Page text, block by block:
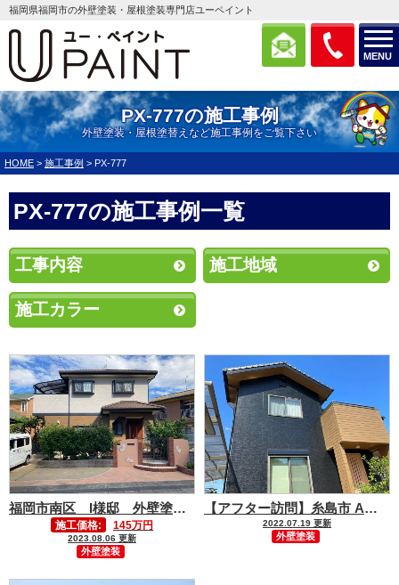
MENU
福岡県福岡市の外壁塗装・屋根塗装専門店ユーペイント
PX-777の施工事例
外壁塗装・屋根塗替えなど施工事例をご覧下さい
HOME > 施工事例 > PX-777
PX-777の施工事例一覧
工事内容 施工地域
施工カラー
福岡市南区 I様邸 外壁塗装工事
施工価格: 145万円
2023.08.06 更新
外壁塗装
【アフター訪問】糸島市 A様邸 外壁塗装工事
2022.07.19 更新
外壁塗装